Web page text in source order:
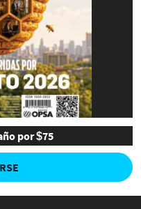
por $75